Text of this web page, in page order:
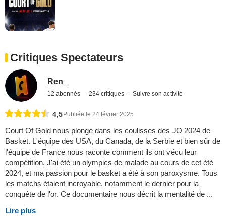
Critiques Spectateurs
Ren_
12 abonnés 234 critiques Suivre son activité
4,5 Publiée le 24 février 2025
Court Of Gold nous plonge dans les coulisses des JO 2024 de
Basket. L'équipe des USA, du Canada, de la Serbie et bien sûr de
l'équipe de France nous raconte comment ils ont vécu leur
compétition. J'ai été un olympics de malade au cours de cet été
2024, et ma passion pour le basket a été à son paroxysme. Tous
les matchs étaient incroyable, notamment le dernier pour la
conquête de l'or. Ce documentaire nous décrit la mentalité de ...
Lire plus